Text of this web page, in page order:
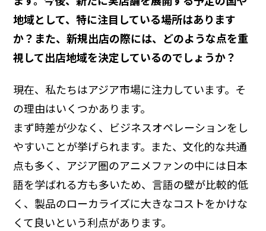
地域として、特に注目している場所はあります
か？また、新規出店の際には、どのような点を重
視して出店地域を決定しているのでしょうか？
現在、私たちはアジア市場に注力しています。そ
の理由はいくつかあります。
まず時差が少なく、ビジネスオペレーションをし
やすいことが挙げられます。また、文化的な共通
点も多く、アジア圏のアニメファンの中には日本
語を学ばれる方も多いため、言語の壁が比較的低
く、製品のローカライズに大きなコストをかけな
くて良いという利点があります。